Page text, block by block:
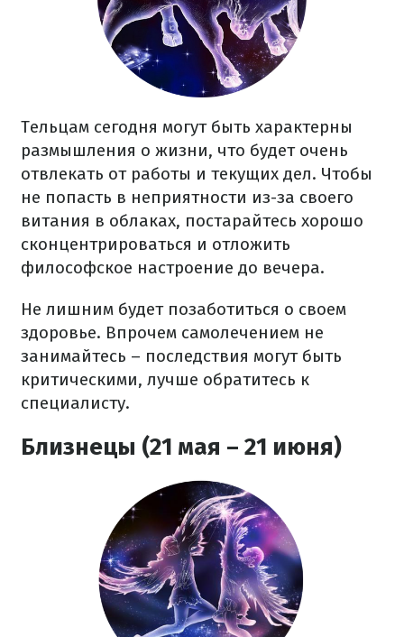
Тельцам сегодня могут быть характерны
размышления о жизни, что будет очень
отвлекать от работы и текущих дел. Чтобы
не попасть в неприятности из-за своего
витания в облаках, постарайтесь хорошо
сконцентрироваться и отложить
философское настроение до вечера.
Не лишним будет позаботиться о своем
здоровье. Впрочем самолечением не
занимайтесь – последствия могут быть
критическими, лучше обратитесь к
специалисту.
Близнецы (21 мая – 21 июня)